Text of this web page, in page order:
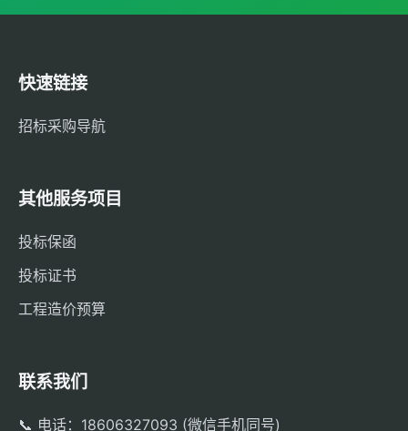
快速链接
招标采购导航
其他服务项目
投标保函
投标证书
工程造价预算
联系我们
📞 电话：18606327093 (微信手机同号)